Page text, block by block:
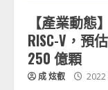
【產業動
RISC-V，預
250 億顆
成 炫叡 2022